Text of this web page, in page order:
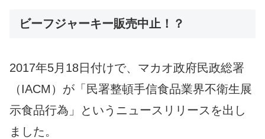
ビーフジャーキー販売中止！？
2017年5月18日付けで、マカオ政府民政総署
（IACM）が「民署整頓手信食品業界不衛生展
示食品行為」というニュースリリースを出し
ました。